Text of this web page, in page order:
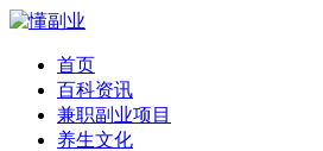
首页
百科资讯
兼职副业项目
养生文化